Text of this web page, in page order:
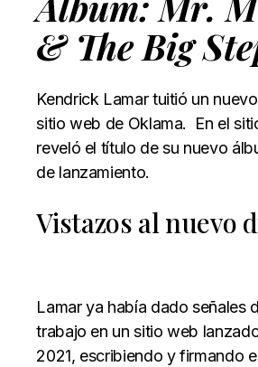
& The Big
Kendrick Lamar tuitió un
sitio web de Oklama. En el
reveló el título de su nuevo
de lanzamiento.
Vistazos al nuevo
Lamar ya había dado señales
trabajo en un sitio web
2021, escribiendo y firmando